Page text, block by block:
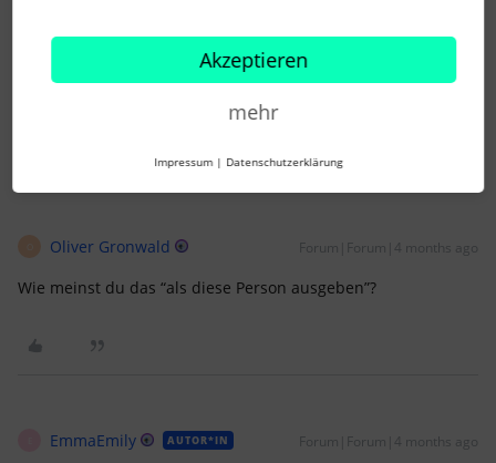
Oliver Gronwald Forum|Forum|4 months ago
Wie meinst du das “als diese Person ausgeben”?
EmmaEmily AUTOR*IN Forum|Forum|4 months ago
Akzeptieren
mehr
Impressum | Datenschutzerklärung